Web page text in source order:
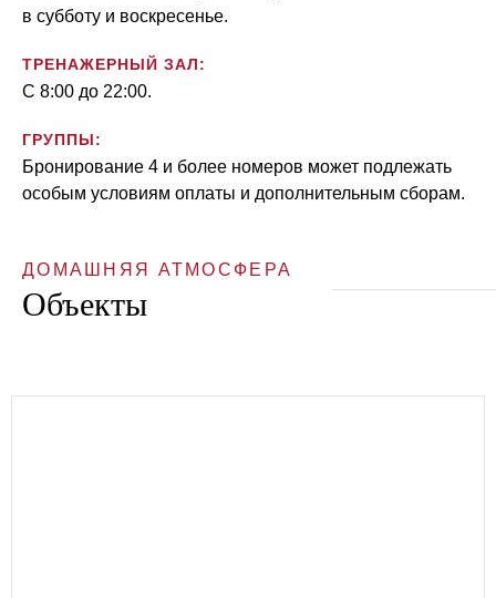
в субботу и воскресенье.
ТРЕНАЖЕРНЫЙ ЗАЛ:
С 8:00 до 22:00.
ГРУППЫ:
Бронирование 4 и более номеров может подлежать
особым условиям оплаты и дополнительным сборам.
ДОМАШНЯЯ АТМОСФЕРА
Объекты